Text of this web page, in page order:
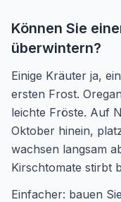
Können Sie
überwintern?
Einige Kräuter ja,
ersten Frost.
leichte Fröste. Auf
Oktober hinein,
wachsen langsam
Kirschtomate stirbt
Einfacher: bauen